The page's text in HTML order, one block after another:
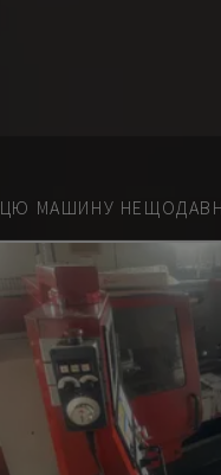
ЦЮ МАШИНУ